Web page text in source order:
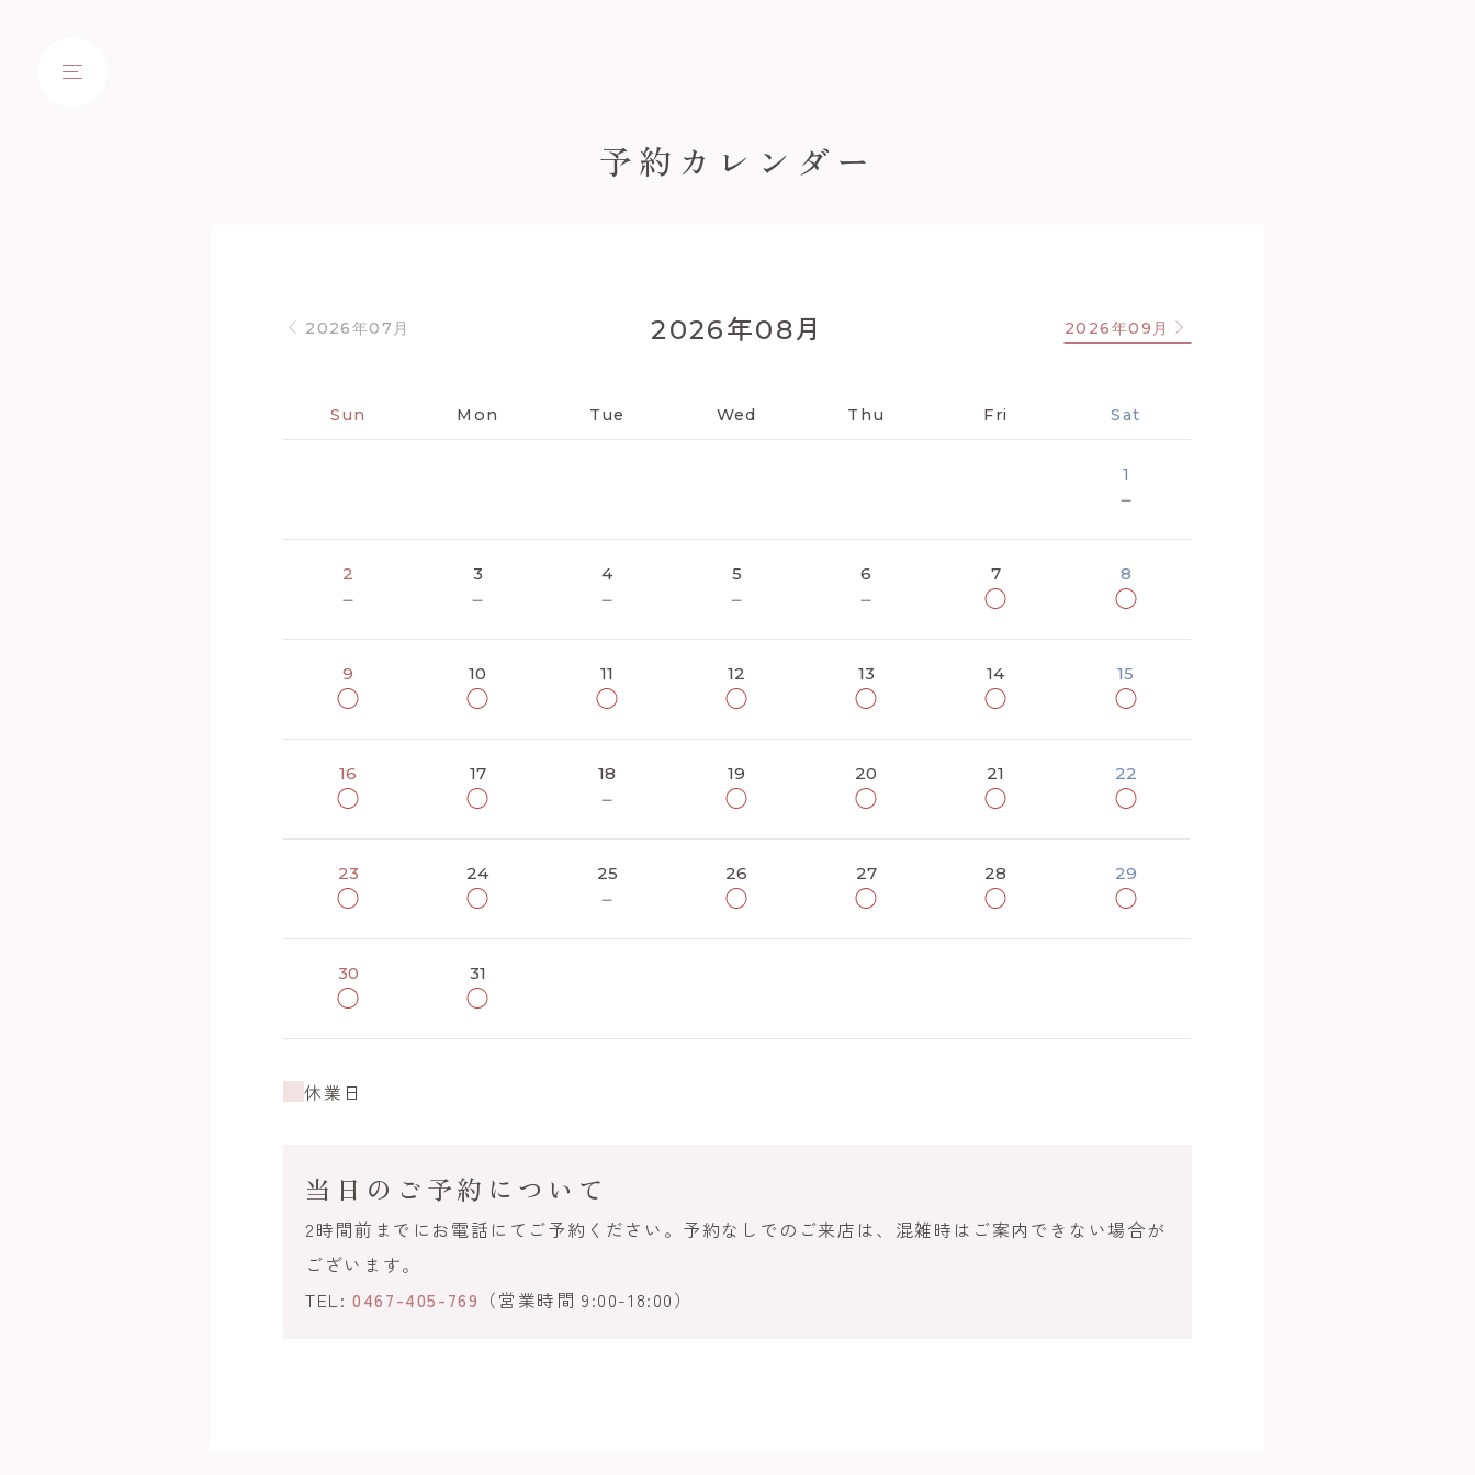
予約カレンダー
2026年08月
2026年07月 2026年09月
Sun Mon Tue Wed Thu Fri Sat
1
－
2
－
3
－
4
－
5
－
6
－
7
◯
8
◯
9
◯
10
◯
11
◯
12
◯
13
◯
14
◯
15
◯
16
◯
17
◯
18
－
19
◯
20
◯
21
◯
22
◯
23
◯
24
◯
25
－
26
◯
27
◯
28
◯
29
◯
30
◯
31
◯
休業日
当日のご予約について
2時間前までにお電話にてご予約ください。予約なしでのご来店は、混雑時はご案内できない場合が
ございます。
TEL:0467-405-769 （営業時間 9:00-18:00）